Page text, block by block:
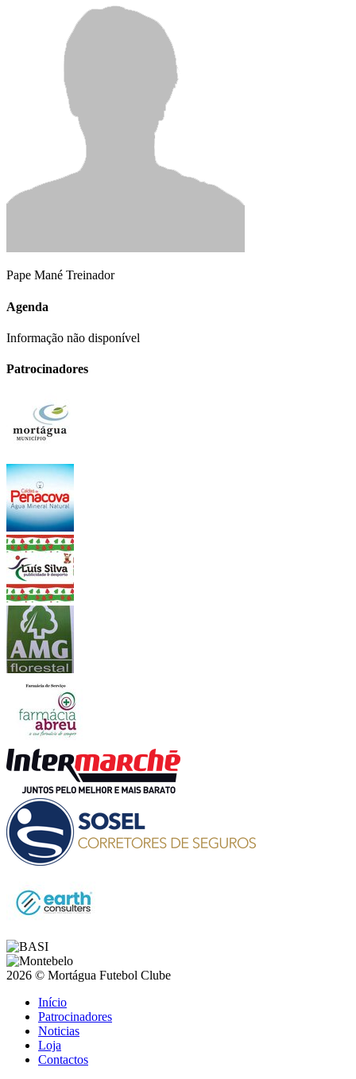
Pape Mané Treinador
Agenda
Informação não disponível
Patrocinadores
2026 © Mortágua Futebol Clube
Início
Patrocinadores
Noticias
Loja
Contactos